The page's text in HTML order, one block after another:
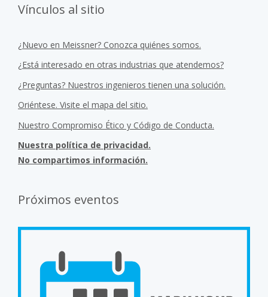
Vínculos al sitio
¿Nuevo en Meissner? Conozca quiénes somos.
¿Está interesado en otras industrias que atendemos?
¿Preguntas? Nuestros ingenieros tienen una solución.
Oriéntese. Visite el mapa del sitio.
Nuestro Compromiso Ético y Código de Conducta.
Nuestra política de privacidad.
No compartimos información.
Próximos eventos